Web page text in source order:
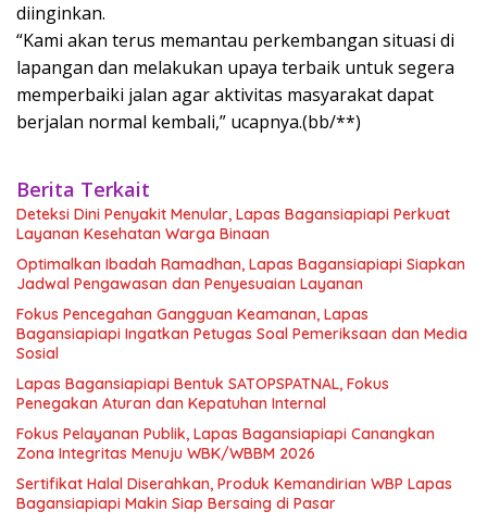
diinginkan.
“Kami akan terus memantau perkembangan situasi di
lapangan dan melakukan upaya terbaik untuk segera
memperbaiki jalan agar aktivitas masyarakat dapat
berjalan normal kembali,” ucapnya.(bb/**)
Berita Terkait
Deteksi Dini Penyakit Menular, Lapas Bagansiapiapi Perkuat
Layanan Kesehatan Warga Binaan
Optimalkan Ibadah Ramadhan, Lapas Bagansiapiapi Siapkan
Jadwal Pengawasan dan Penyesuaian Layanan
Fokus Pencegahan Gangguan Keamanan, Lapas
Bagansiapiapi Ingatkan Petugas Soal Pemeriksaan dan Media
Sosial
Lapas Bagansiapiapi Bentuk SATOPSPATNAL, Fokus
Penegakan Aturan dan Kepatuhan Internal
Fokus Pelayanan Publik, Lapas Bagansiapiapi Canangkan
Zona Integritas Menuju WBK/WBBM 2026
Sertifikat Halal Diserahkan, Produk Kemandirian WBP Lapas
Bagansiapiapi Makin Siap Bersaing di Pasar